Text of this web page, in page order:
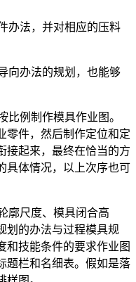
法，并对相应的压料
办法的规划，也能够
例制作模具作业图。
零件，然后制作定位和定
接起来，最终在恰当的方
具体情况，以上次序也可
尺度、模具闭合高
划的办法与过程模具规
和技能条件的要求作业图
题栏和名细表。假如是落